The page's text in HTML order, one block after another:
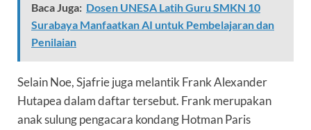
Baca Juga: Dosen UNESA Latih Guru SMKN 10
Surabaya Manfaatkan AI untuk Pembelajaran dan
Penilaian
Selain Noe, Sjafrie juga melantik Frank Alexander
Hutapea dalam daftar tersebut. Frank merupakan
anak sulung pengacara kondang Hotman Paris